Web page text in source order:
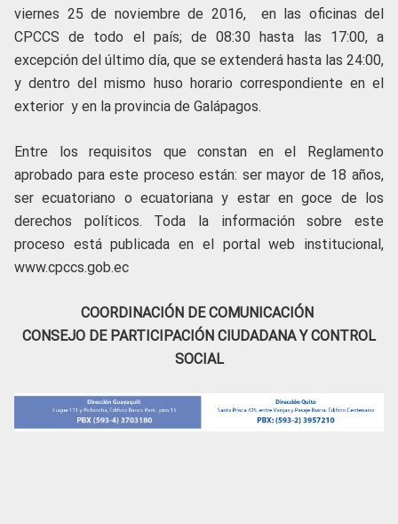
viernes 25 de noviembre de 2016, en las oficinas del
CPCCS de todo el país; de 08:30 hasta las 17:00, a
excepción del último día, que se extenderá hasta las 24:00,
y dentro del mismo huso horario correspondiente en el
exterior y en la provincia de Galápagos.
Entre los requisitos que constan en el Reglamento
aprobado para este proceso están: ser mayor de 18 años,
ser ecuatoriano o ecuatoriana y estar en goce de los
derechos políticos. Toda la información sobre este
proceso está publicada en el portal web institucional,
www.cpccs.gob.ec
COORDINACIÓN DE COMUNICACIÓN
CONSEJO DE PARTICIPACIÓN CIUDADANA Y CONTROL
SOCIAL